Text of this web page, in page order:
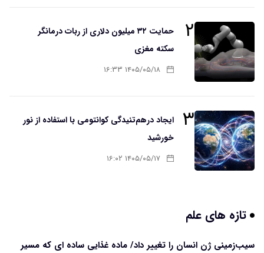
۲
حمایت ۳۲ میلیون دلاری از ربات درمانگر
سکته مغزی
۱۴۰۵/۰۵/۱۸ ۱۶:۳۳
۳
ایجاد درهم‌تنیدگی کوانتومی با استفاده از نور
خورشید
۱۴۰۵/۰۵/۱۷ ۱۶:۰۲
تازه های علم
سیب‌زمینی ژن انسان را تغییر داد/ ماده غذایی ساده ای که مسیر